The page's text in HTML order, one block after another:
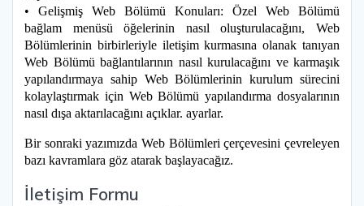
• Gelişmiş Web Bölümü Konuları: Özel Web Bölümü
bağlam menüsü öğelerinin nasıl oluşturulacağını, Web
Bölümlerinin birbirleriyle iletişim kurmasına olanak tanıyan
Web Bölümü bağlantılarının nasıl kurulacağını ve karmaşık
yapılandırmaya sahip Web Bölümlerinin kurulum sürecini
kolaylaştırmak için Web Bölümü yapılandırma dosyalarının
nasıl dışa aktarılacağını açıklar. ayarlar.
Bir sonraki yazımızda Web Bölümleri çerçevesini çevreleyen
bazı kavramlara göz atarak başlayacağız.
İletişim Formu